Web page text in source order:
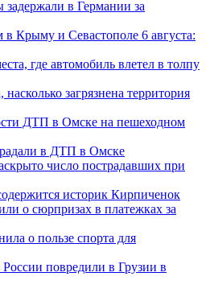
в Германии за
в Крыму и Севастополе 6 августа:
где автомобиль влетел в толпу
загрязнена территория
ДТП в Омске на пешеходном
в ДТП в Омске
число пострадавших при
историк Кирпиченок
о сюрпризах в платежках за
о пользе спорта для
повредили в Грузии в